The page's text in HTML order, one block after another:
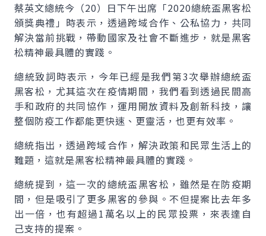
蔡英文總統今（20）日下午出席「2020總統盃黑客松
頒獎典禮」時表示，透過跨域合作、公私協力，共同
解決當前挑戰，帶動國家及社會不斷進步，就是黑客
松精神最具體的實踐。
總統致詞時表示，今年已經是我們第3次舉辦總統盃
黑客松，尤其這次在疫情期間，我們看到透過民間高
手和政府的共同協作，運用開放資料及創新科技，讓
整個防疫工作都能更快速、更靈活，也更有效率。
總統指出，透過跨域合作，解決政策和民眾生活上的
難題，這就是黑客松精神最具體的實踐。
總統提到，這一次的總統盃黑客松，雖然是在防疫期
間，但是吸引了更多黑客的參與。不但提案比去年多
出一倍，也有超過1萬名以上的民眾投票，來表達自
己支持的提案。